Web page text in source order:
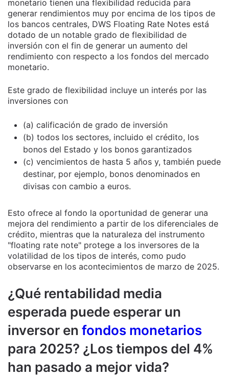
monetario tienen una flexibilidad reducida para
generar rendimientos muy por encima de los tipos de
los bancos centrales, DWS Floating Rate Notes está
dotado de un notable grado de flexibilidad de
inversión con el fin de generar un aumento del
rendimiento con respecto a los fondos del mercado
monetario.
Este grado de flexibilidad incluye un interés por las
inversiones con
(a) calificación de grado de inversión
(b) todos los sectores, incluido el crédito, los
bonos del Estado y los bonos garantizados
(c) vencimientos de hasta 5 años y, también puede
destinar, por ejemplo, bonos denominados en
divisas con cambio a euros.
Esto ofrece al fondo la oportunidad de generar una
mejora del rendimiento a partir de los diferenciales de
crédito, mientras que la naturaleza del instrumento
"floating rate note" protege a los inversores de la
volatilidad de los tipos de interés, como pudo
observarse en los acontecimientos de marzo de 2025.
¿Qué rentabilidad media
esperada puede esperar un
inversor en fondos monetarios
para 2025? ¿Los tiempos del 4%
han pasado a mejor vida?